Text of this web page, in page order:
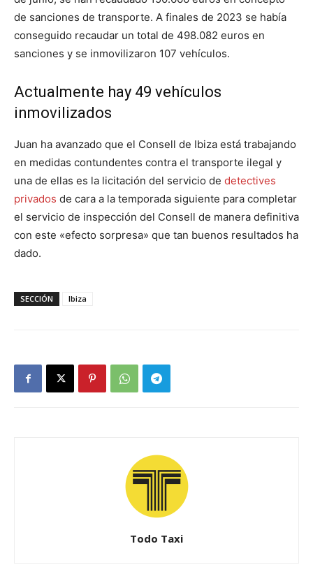
de sanciones de transporte. A finales de 2023 se había
conseguido recaudar un total de 498.082 euros en
sanciones y se inmovilizaron 107 vehículos.
Actualmente hay 49 vehículos
inmovilizados
Juan ha avanzado que el Consell de Ibiza está trabajando
en medidas contundentes contra el transporte ilegal y
una de ellas es la licitación del servicio de detectives
privados de cara a la temporada siguiente para completar
el servicio de inspección del Consell de manera definitiva
con este «efecto sorpresa» que tan buenos resultados ha
dado.
SECCIÓN Ibiza
Todo Taxi